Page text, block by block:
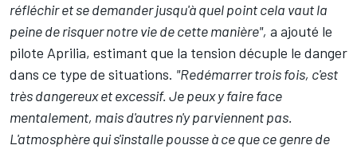
réfléchir et se demander jusqu'à quel point cela vaut la
peine de risquer notre vie de cette manière", a ajouté le
pilote Aprilia, estimant que la tension décuple le danger
dans ce type de situations. "Redémarrer trois fois, c'est
très dangereux et excessif. Je peux y faire face
mentalement, mais d'autres n'y parviennent pas.
L'atmosphère qui s'installe pousse à ce que ce genre de